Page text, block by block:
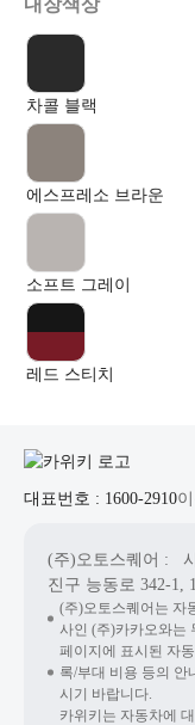
내장색상
차콜 블랙
에스프레소 브라운
소프트 그레이
레드 스티치
대표번호 : 1600-2910
(주)오토스퀘어 : 사
진구 능동로 342-1,
(주)오토스퀘어는 자
사인 (주)카카오와는
페이지에 표시된 자
록/부대 비용 등의 안
시기 바랍니다.
카위키는 자동차에